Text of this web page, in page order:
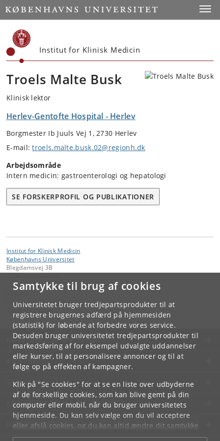
Samtykke til brug af cookies
Universitetet bruger tredjepartsprodukter til at
registrere brugernes adfærd på hjemmesiden
(statistik) for løbende at forbedre vores service.
Desuden bruger universitetet tredjepartsprodukter til
markedsføring af for eksempel udvalgte uddannelser
eller kurser, til at personalisere annoncer og til at
følge op på effekten af kampagner.
Klik på "Se cookies" for at se en liste over udbyderne
af de forskellige cookies, som kan blive gemt på din
computer eller mobil, når du bruger universitetets
hjemmeside. Du kan selv vælge om du vil acceptere
eller afslå cookies, og du kan altid ændre dit samtykke
underCookie- og privatlivspolitiksom du finder i
Start
Institut for Klinisk Medicin
Troels Malte Busk
Klinisk lektor
Herlev-Gentofte Hospital - Herlev
Borgmester Ib Juuls Vej 1, 2730 Herlev
E-mail:troels.malte.busk.02@regionh.dk
Arbejdsområde
Intern medicin: gastroenterologi og hepatologi
SE FORSKERPROFIL OG PUBLIKATIONER
Institut for Klinisk Medicin
Københavns Universitet
Blegdamsvej 3B
Institut for Klinisk Medicin
KØBENHAVNS UNIVERSITET
KONTAKT
SERVICES
FOR STUDERENDE OG ANSATTE
JOB OG KARRIERE